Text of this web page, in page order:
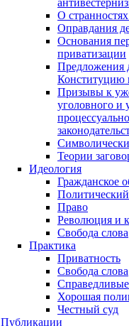
О
Оправдания
Основания
приватизации
Предложения
Конституцию
Призывы к
уголовного и
Теории
Идеология
Гражданское
Право
Революция и
Свобода слова
Практика
Приватность
Свобода слова
Хорошая
Честный суд
Публикации